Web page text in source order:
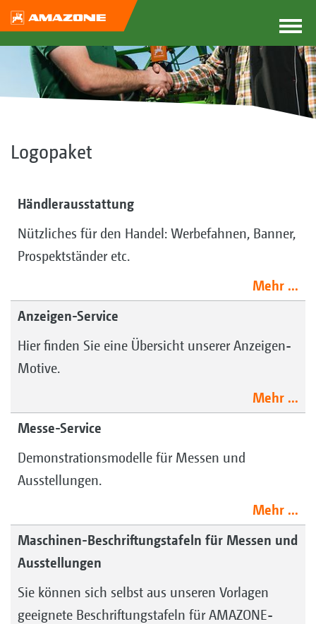
Logopaket
Händlerausstattung
Nützliches für den Handel: Werbefahnen, Banner,
Prospektständer etc.
Mehr ...
Anzeigen-Service
Hier finden Sie eine Übersicht unserer Anzeigen-
Motive.
Mehr ...
Messe-Service
Demonstrationsmodelle für Messen und
Ausstellungen.
Mehr ...
Maschinen-Beschriftungstafeln für Messen und
Ausstellungen
Sie können sich selbst aus unseren Vorlagen
geeignete Beschriftungstafeln für AMAZONE-